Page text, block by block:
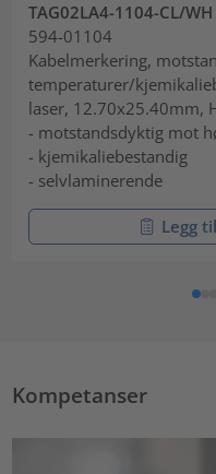
TAG02LA4-1104-CL/WH
594-01104
Kabelmerkering,
temperaturer/
laser, 12.70x25.40mm,
- motstandsdyktig mot
- kjemikaliebestandig
- selvlaminerende
Legg
Kompetanser